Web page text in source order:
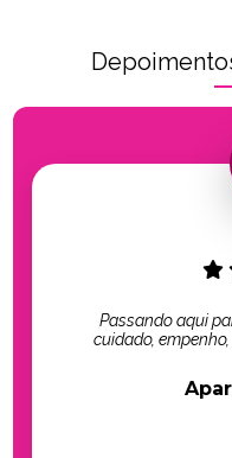
Passando aqui
cuidado,